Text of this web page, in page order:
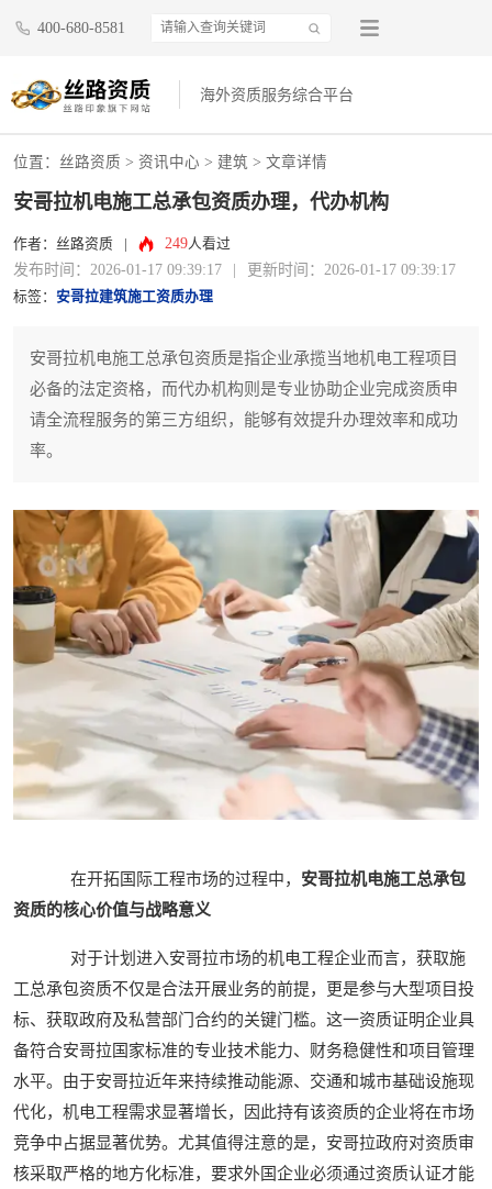
400-680-8581
海外资质服务综合平台
位置： 丝路资质 > 资讯中心 > 建筑 > 文章详情
安哥拉机电施工总承包资质办理，代办机构
作者：丝路资质 249人看过
发布时间：2026-01-17 09:39:17 更新时间：2026-01-17 09:39:17
标签： 安哥拉建筑施工资质办理
安哥拉机电施工总承包资质是指企业承揽当地机电工程项目
必备的法定资格，而代办机构则是专业协助企业完成资质申
请全流程服务的第三方组织，能够有效提升办理效率和成功
率。
在开拓国际工程市场的过程中， 安哥拉机电施工总承包
资质的核心价值与战略意义
对于计划进入安哥拉市场的机电工程企业而言，获取施
工总承包资质不仅是合法开展业务的前提，更是参与大型项目投
标、获取政府及私营部门合约的关键门槛。这一资质证明企业具
备符合安哥拉国家标准的专业技术能力、财务稳健性和项目管理
水平。由于安哥拉近年来持续推动能源、交通和城市基础设施现
代化，机电工程需求显著增长，因此持有该资质的企业将在市场
竞争中占据显著优势。尤其值得注意的是，安哥拉政府对资质审
核采取严格的地方化标准，要求外国企业必须通过资质认证才能